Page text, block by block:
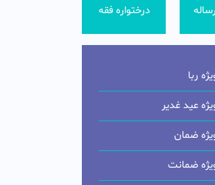
درختواره فقه
ربا
عید غدیر
ضمان
ضمانت